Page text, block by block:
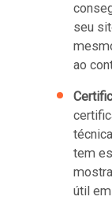
seu
ao
tem
útil